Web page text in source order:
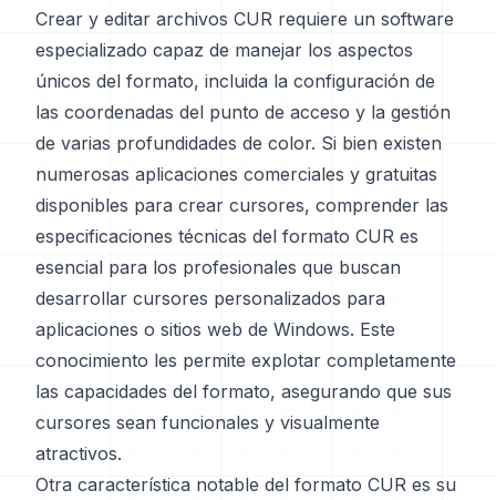
Crear y editar archivos CUR requiere un software
especializado capaz de manejar los aspectos
únicos del formato, incluida la configuración de
las coordenadas del punto de acceso y la gestión
de varias profundidades de color. Si bien existen
numerosas aplicaciones comerciales y gratuitas
disponibles para crear cursores, comprender las
especificaciones técnicas del formato CUR es
esencial para los profesionales que buscan
desarrollar cursores personalizados para
aplicaciones o sitios web de Windows. Este
conocimiento les permite explotar completamente
las capacidades del formato, asegurando que sus
cursores sean funcionales y visualmente
atractivos.
Otra característica notable del formato CUR es su